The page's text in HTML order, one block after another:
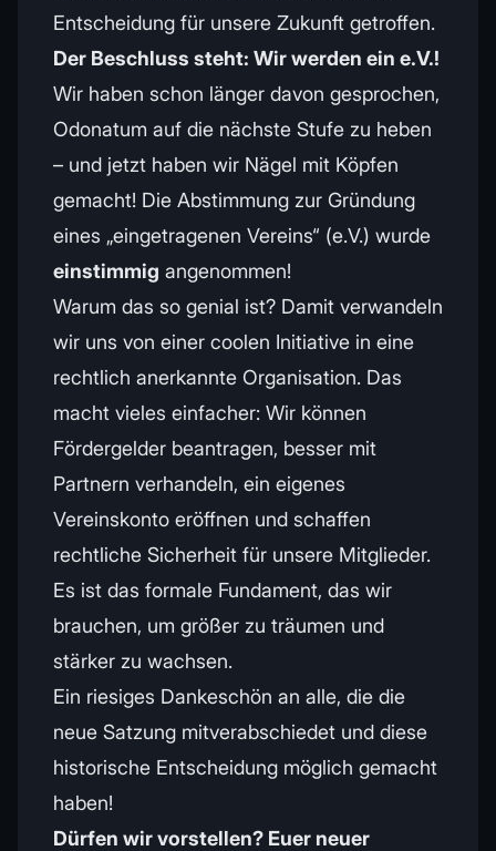
Entscheidung für unsere Zukunft getroffen.
Der Beschluss steht: Wir werden ein e.V.!
Wir haben schon länger davon gesprochen,
Odonatum auf die nächste Stufe zu heben
– und jetzt haben wir Nägel mit Köpfen
gemacht! Die Abstimmung zur Gründung
eines „eingetragenen Vereins“ (e.V.) wurde
einstimmig angenommen!
Warum das so genial ist? Damit verwandeln
wir uns von einer coolen Initiative in eine
rechtlich anerkannte Organisation. Das
macht vieles einfacher: Wir können
Fördergelder beantragen, besser mit
Partnern verhandeln, ein eigenes
Vereinskonto eröffnen und schaffen
rechtliche Sicherheit für unsere Mitglieder.
Es ist das formale Fundament, das wir
brauchen, um größer zu träumen und
stärker zu wachsen.
Ein riesiges Dankeschön an alle, die die
neue Satzung mitverabschiedet und diese
historische Entscheidung möglich gemacht
haben!
Dürfen wir vorstellen? Euer neuer